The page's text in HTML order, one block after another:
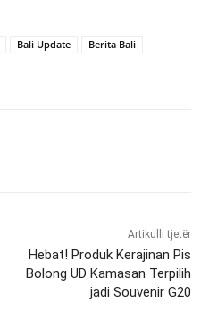
Bali Update
Berita Bali
Artikulli tjetër
Hebat! Produk Kerajinan Pis
Bolong UD Kamasan Terpilih
jadi Souvenir G20